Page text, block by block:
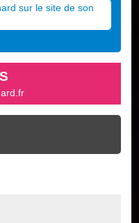
sur le site de son